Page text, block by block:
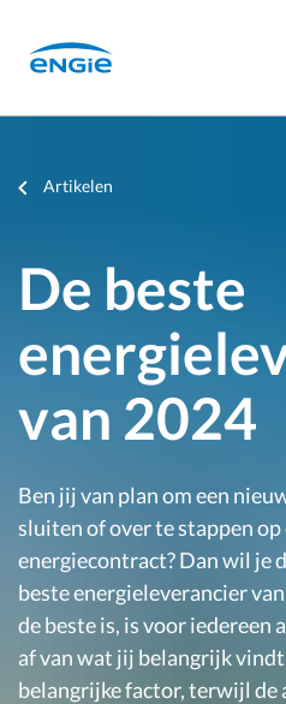
mainZoeken
de
Je
Artikelen
De beste
van 2024
Ben jij van plan om een
sluiten of over te stappen op
energiecontract? Dan wil je
beste energieleverancier
de beste is, is voor
af van wat jij belangrijk
belangrijke factor, terwijl de